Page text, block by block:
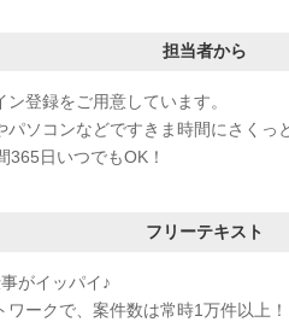
担当者から
登録をご用意しています。
パソコンなどですきま時間にさくっ
365日いつでもOK！
フリーテキスト
がイッパイ♪
ークで、案件数は常時1万件以上